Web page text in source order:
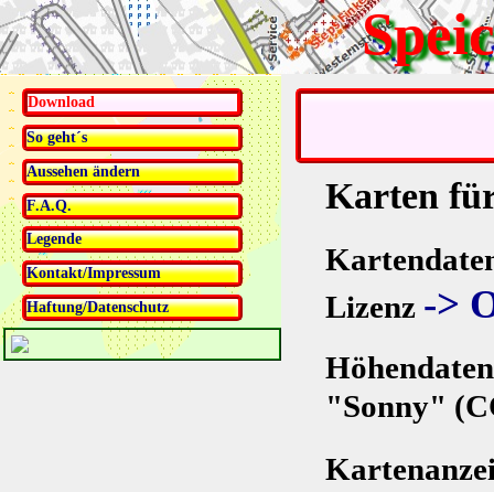
Download
So geht´s
Aussehen ändern
F.A.Q.
Legende
Kontakt/Impressum
Haftung/Datenschutz
Karten
Lizenz ->
"Sonny"